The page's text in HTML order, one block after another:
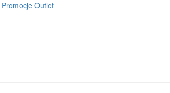
Promocje Outlet